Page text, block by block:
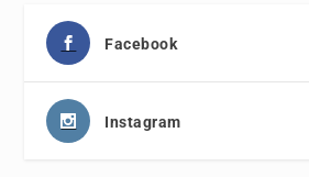
Facebook
Instagram